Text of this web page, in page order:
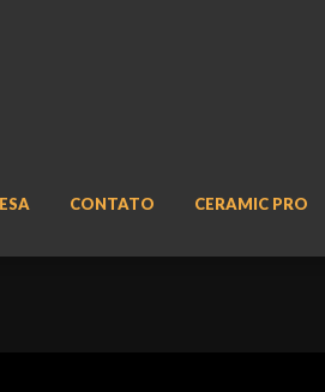
CONTATO CERAMIC PRO